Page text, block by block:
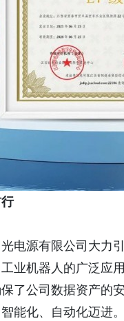
电源有限公司大力
业机器人的广泛应
了公司数据资产的
能化、自动化迈进